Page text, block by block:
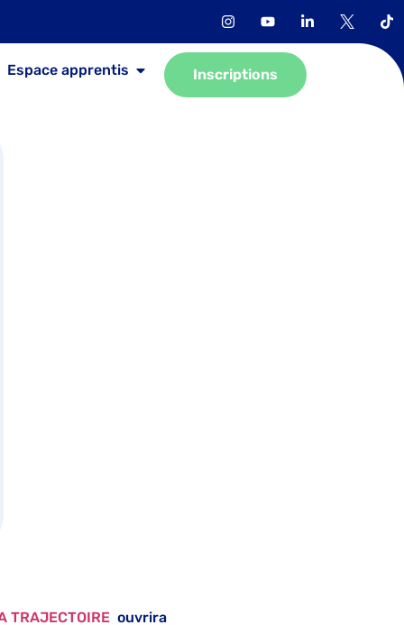
Espace apprentis Inscriptions
TRAJECTOIRE ouvrira